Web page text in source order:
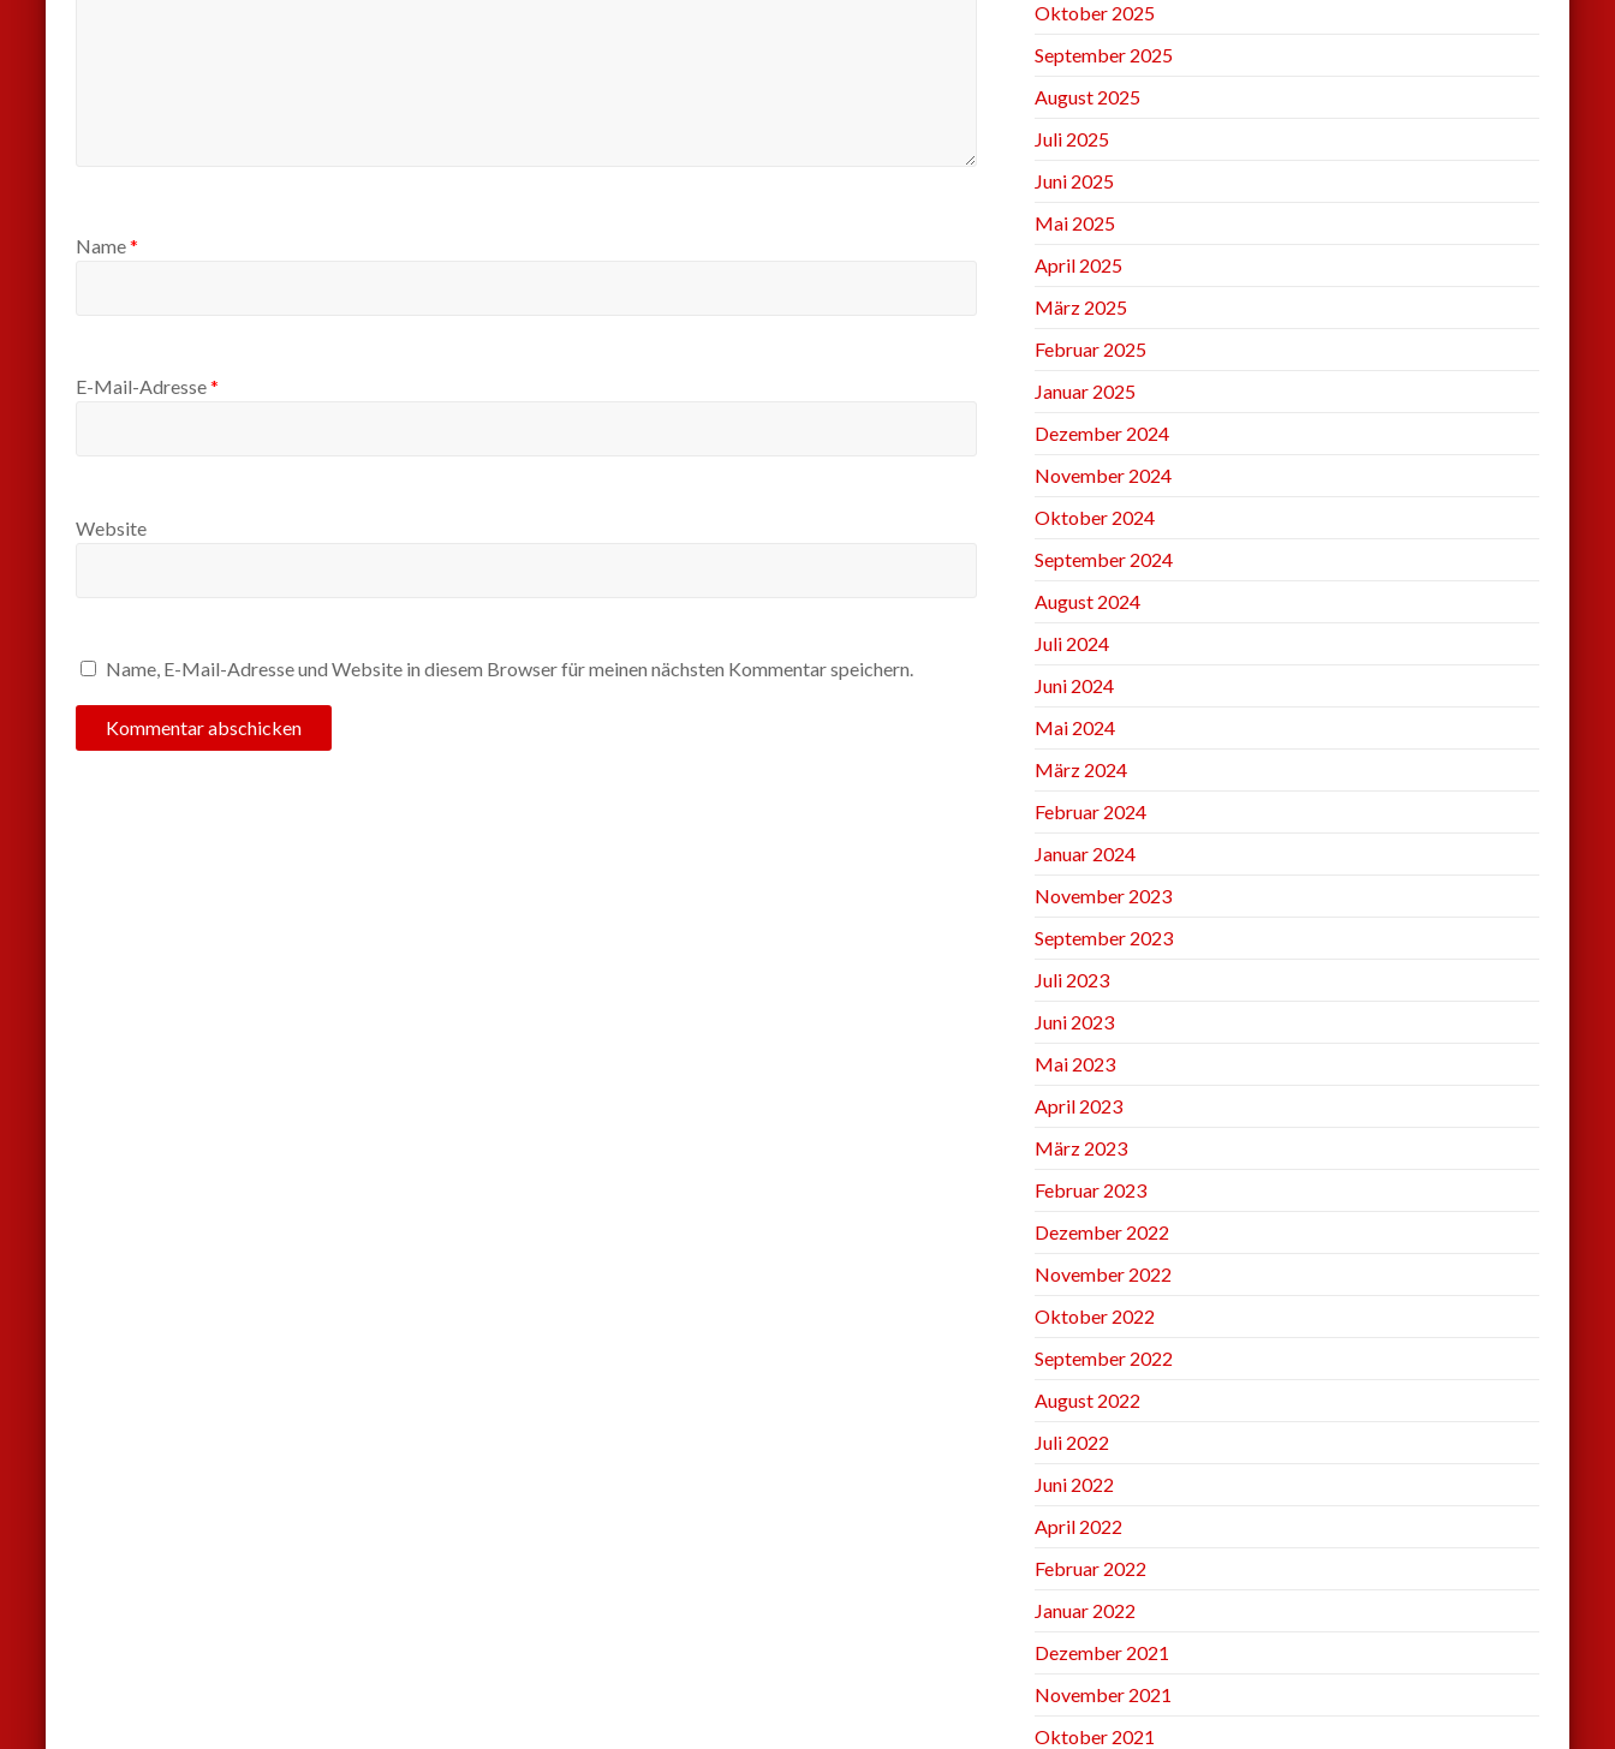
Name*
E-Mail-Adresse*
Website
Name, E-Mail-Adresse und Website in diesem Browser für meinen nächsten Kommentar speichern.
Oktober 2025
September 2025
August 2025
Juli 2025
Juni 2025
Mai 2025
April 2025
März 2025
Februar 2025
Januar 2025
Dezember 2024
November 2024
Oktober 2024
September 2024
August 2024
Juli 2024
Juni 2024
Mai 2024
März 2024
Februar 2024
Januar 2024
November 2023
September 2023
Juli 2023
Juni 2023
Mai 2023
April 2023
März 2023
Februar 2023
Dezember 2022
November 2022
Oktober 2022
September 2022
August 2022
Juli 2022
Juni 2022
April 2022
Februar 2022
Januar 2022
Dezember 2021
November 2021
Oktober 2021